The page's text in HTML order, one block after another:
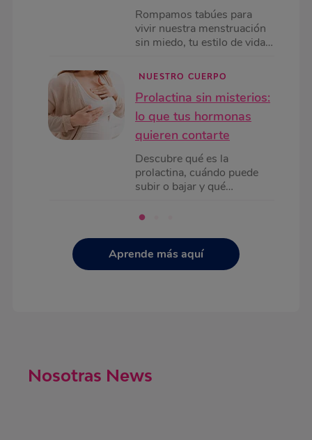
Rompamos tabúes para
vivir nuestra menstruación
sin miedo, tu estilo de vida y
clave para tu bienestar
menstrual.
NUESTRO CUERPO
Prolactina sin misterios:
lo que tus hormonas
quieren contarte
Descubre qué es la
prolactina, cuándo puede
subir o bajar y qué
Nosotras te explicamos
miedo.
Aprende más aquí
Nosotras News